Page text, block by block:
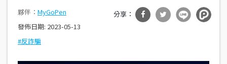
MyGoPen
發佈日期: 2023-05-13
反詐騙
cebo
witte